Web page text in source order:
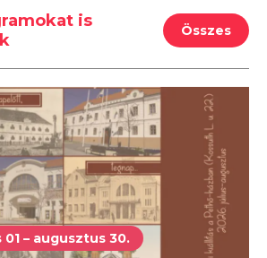
is
Összes
– augusztus 30.